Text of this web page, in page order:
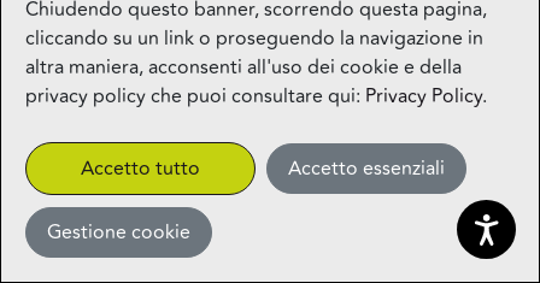
Milos – Greek Food – Coming
Soon
1° piano
CLICK&COLLECT
Miniso
Chiudendo questo banner, scorrendo questa pagina,
cliccando su un link o proseguendo la navigazione in
altra maniera, acconsenti all'uso dei cookie e della
privacy policy che puoi consultare qui: Privacy Policy.
Accetto tutto Accetto essenziali
Gestione cookie